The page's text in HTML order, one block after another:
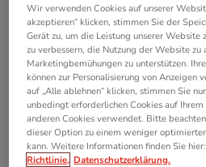
Live
Effizent und
Wir verwenden Cookies auf unserer
akzeptieren“ klicken, stimmen Sie der
Gerät zu, um die Leistung unserer Website
zu verbessern, die Nutzung der Website zu
Marketingbemühungen zu unterstützen.
können zur Personalisierung von Anzeigen
auf „Alle ablehnen“ klicken, stimmen Sie
unbedingt erforderlichen Cookies auf
anderen Cookies verwendet. Bitte
dieser Option zu einem weniger
kann. Weitere Informationen finden Sie hier:
Richtlinie, Datenschutzerklärung.